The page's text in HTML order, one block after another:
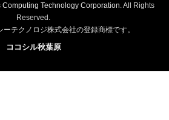
Computing Technology Corporation . All Rights
Reserved.
テクノロジ株式会社の登録商標です。
ココシル秋葉原